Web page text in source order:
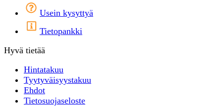
Usein kysyttyä
Tietopankki
Hyvä tietää
Hintatakuu
Tyytyväisyystakuu
Ehdot
Tietosuojaseloste